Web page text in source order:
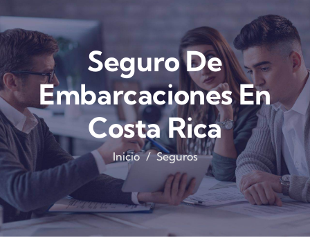
Seguro De
Embarcaciones En
Costa Rica
Inicio Seguros